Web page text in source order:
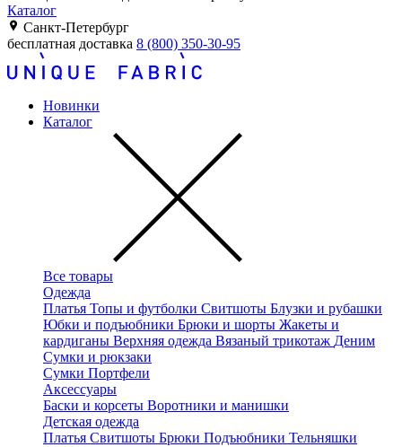
Каталог
Санкт-Петербург
бесплатная доставка 8 (800) 350-30-95
Новинки
Каталог
Все товары
Одежда
Платья Топы и футболки Свитшоты Блузки и рубашки
Юбки и подъюбники Брюки и шорты Жакеты и
кардиганы Верхняя одежда Вязаный трикотаж Деним
Сумки и рюкзаки
Сумки Портфели
Аксессуары
Баски и корсеты Воротники и манишки
Детская одежда
Платья Свитшоты Брюки Подъюбники Тельняшки